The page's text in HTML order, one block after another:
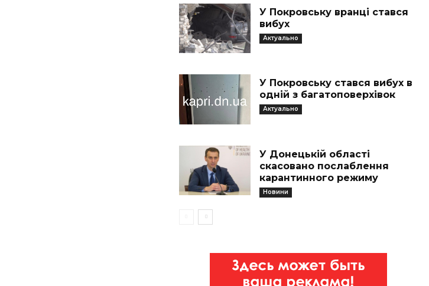
У Покровську вранці стався
вибух
Актуально
У Покровську стався вибух в
одній з багатоповерхівок
Актуально
У Донецькій області
скасовано послаблення
карантинного режиму
Новини